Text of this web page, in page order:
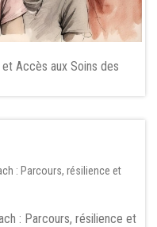
Accès aux Soins des
: Parcours, résilience et